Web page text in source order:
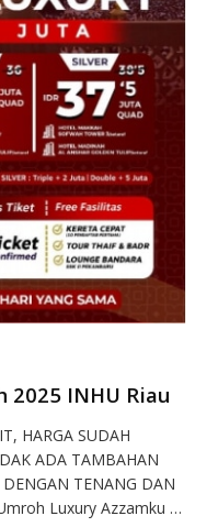
2025 INHU Riau
HARGA SUDAH
ADA TAMBAHAN
TENANG DAN
Luxury Azzamku …